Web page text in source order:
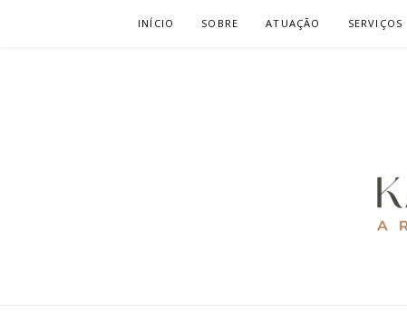
INÍCIO SOBRE ATUAÇÃO SERVIÇOS